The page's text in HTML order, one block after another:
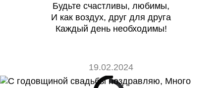
Будьте счастливы, любимы,
И как воздух, друг для друга
Каждый день необходимы!
19.02.2024